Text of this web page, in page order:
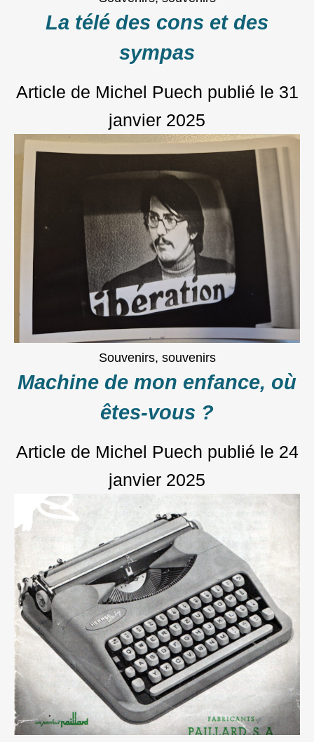
La télé des cons et des
sympas
Article de Michel Puech publié le 31
janvier 2025
Souvenirs, souvenirs
Machine de mon enfance, où
êtes-vous ?
Article de Michel Puech publié le 24
janvier 2025